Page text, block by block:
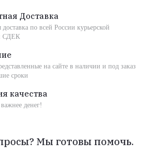
Доставка
доставка по всей России курьерской
СДЕК
на сайте в наличии и под заказ
сроки
качества
денег!
Мы готовы помочь.